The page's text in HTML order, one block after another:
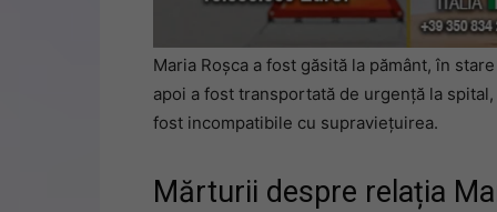
Maria Roșca a fost găsită la pământ, în
apoi a fost transportată de urgență la
fost incompatibile cu supraviețuirea.
Mărturii despre relația